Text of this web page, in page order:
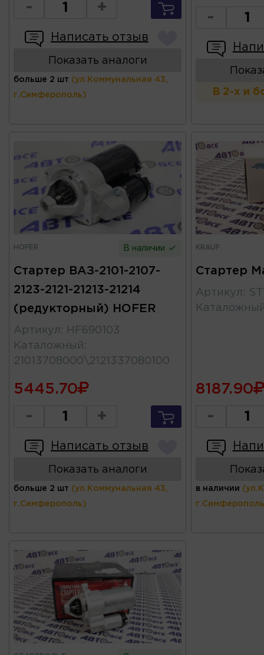
- +
Написать отзыв
Показать аналоги
больше 2 шт (ул.Коммунальная 43,
г.Симферополь)
-
В 2-х и
HOFER В наличии
Стартер ВАЗ-2101-2107-
2123-2121-21213-21214
(редукторный) HOFER
Артикул :
HF690103
Каталожный :
21013708000\2121337080100
5445.70
- +
Написать отзыв
Показать аналоги
больше 2 шт (ул.Коммунальная 43,
г.Симферополь)
KRAUF
Стартер
Артикул :
8187.90
-
в наличии